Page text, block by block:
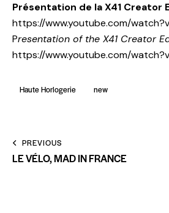
Présentation de la X41 Creator
https://www.youtube.com/
Presentation of the X41 Creator
https://www.youtube.com/
Haute Horlogerie new
PREVIOUS
LE VÉLO, MAD IN FRANCE